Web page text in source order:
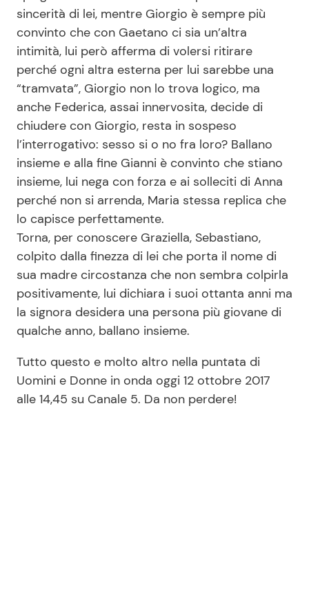
sincerità di lei, mentre Giorgio è sempre più
convinto che con Gaetano ci sia un’altra
intimità, lui però afferma di volersi ritirare
perché ogni altra esterna per lui sarebbe una
“tramvata”, Giorgio non lo trova logico, ma
anche Federica, assai innervosita, decide di
chiudere con Giorgio, resta in sospeso
l’interrogativo: sesso si o no fra loro? Ballano
insieme e alla fine Gianni è convinto che stiano
insieme, lui nega con forza e ai solleciti di Anna
perché non si arrenda, Maria stessa replica che
lo capisce perfettamente.
Torna, per conoscere Graziella, Sebastiano,
colpito dalla finezza di lei che porta il nome di
sua madre circostanza che non sembra colpirla
positivamente, lui dichiara i suoi ottanta anni ma
la signora desidera una persona più giovane di
qualche anno, ballano insieme.
Tutto questo e molto altro nella puntata di
Uomini e Donne in onda oggi 12 ottobre 2017
alle 14,45 su Canale 5. Da non perdere!